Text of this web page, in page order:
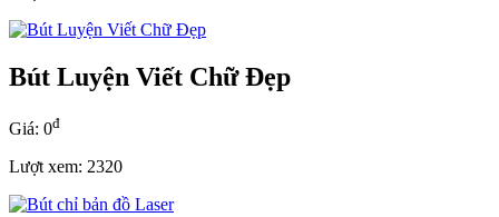
Bút Luyện Viết Chữ Đẹp
Giá: 0đ
Lượt xem: 2320